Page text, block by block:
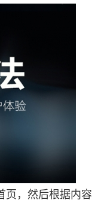
，然后根据内